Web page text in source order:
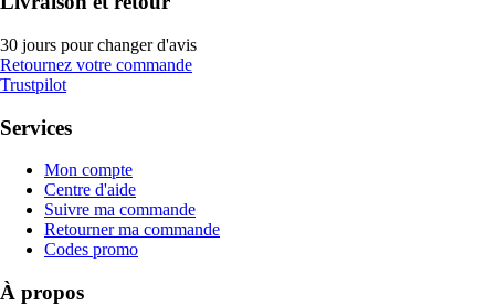
30 jours pour changer d'avis
Retournez votre commande
Trustpilot
Services
Mon compte
Centre d'aide
Suivre ma commande
Retourner ma commande
Codes promo
À propos